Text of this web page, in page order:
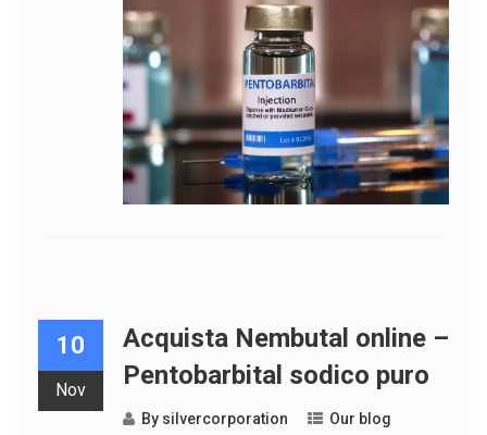
10
Nov
Acquista Nembutal online –
Pentobarbital sodico puro
By silvercorporation
Our blog